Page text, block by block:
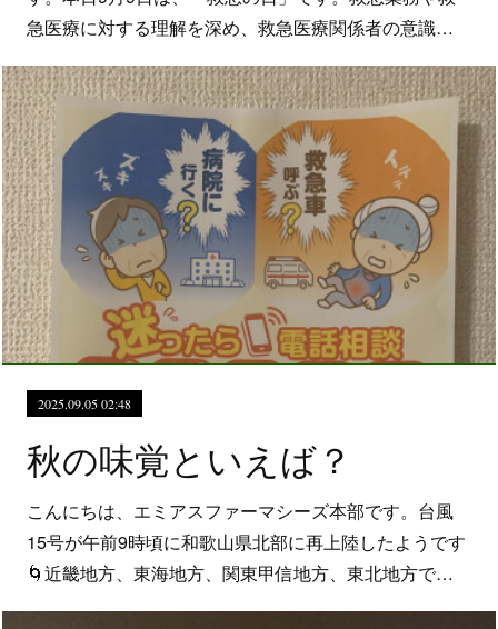
急医療に対する理解を深め、救急医療関係者の意識…
2025.09.05 02:48
秋の味覚といえば？
こんにちは、エミアスファーマシーズ本部です。台風
15号が午前9時頃に和歌山県北部に再上陸したようです
🌀近畿地方、東海地方、関東甲信地方、東北地方で…